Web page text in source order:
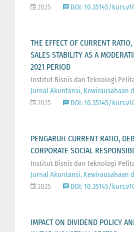
2025
DOI: 10.35145/
THE EFFECT OF CURRENT
SALES STABILITY AS A
2021 PERIOD
Institut Bisnis dan Teknologi
Jurnal Akuntansi, Kewirausahaan
2025
DOI: 10.35145/
PENGARUH CURRENT RATIO,
CORPORATE SOCIAL
Institut Bisnis dan Teknologi
Jurnal Akuntansi, Kewirausahaan
2025
DOI: 10.35145/
IMPACT ON DIVIDEND POLICY